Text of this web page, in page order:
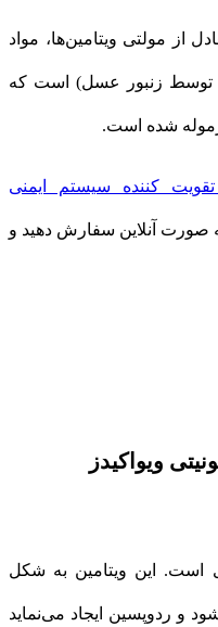
از مولتی ویتامین‌ها، مواد
توسط زنبور عسل) است که
تقویت کننده سیستم ایمنی
به صورت آنلاین سفارش دهید و
ویواکیدز
است. این ویتامین به شكل
و ردوپسین ایجاد می‌نماید